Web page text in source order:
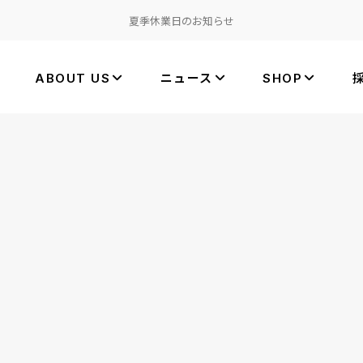
夏季休業日のお知らせ
ABOUT US ニュース SHOP